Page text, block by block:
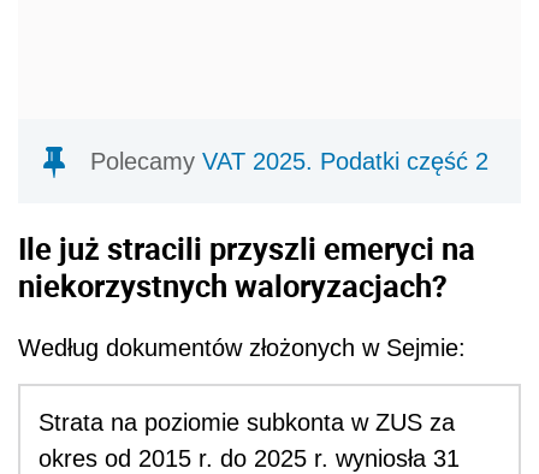
Polecamy VAT 2025. Podatki część 2
Ile już stracili przyszli emeryci na
niekorzystnych waloryzacjach?
Według dokumentów złożonych w Sejmie:
Strata na poziomie subkonta w ZUS za
okres od 2015 r. do 2025 r. wyniosła 31